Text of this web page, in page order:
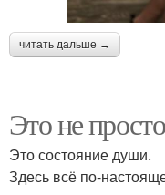
читать дальше →
Это не
Это состояние души.
Здесь всё по-